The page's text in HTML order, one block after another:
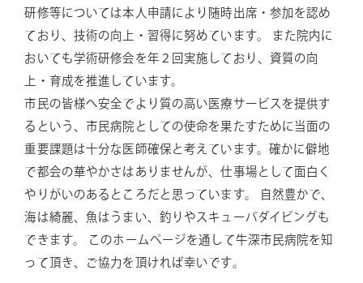
研修等については本人申請により随時出席・参加を認め
ており、技術の向上・習得に努めています。 また院内に
おいても学術研修会を年２回実施しており、資質の向
上・育成を推進しています。
市民の皆様へ安全でより質の高い医療サービスを提供す
るという、市民病院としての使命を果たすために当面の
重要課題は十分な医師確保と考えています。確かに僻地
で都会の華やかさはありませんが、仕事場として面白く
やりがいのあるところだと思っています。 自然豊かで、
海は綺麗、魚はうまい、釣りやスキューバダイビングも
できます。 このホームページを通して牛深市民病院を知
って頂き、ご協力を頂ければ幸いです。